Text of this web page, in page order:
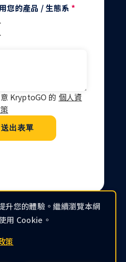
您的產品 / 生態系 *
KryptoGO 的 個人資
送出表單
升您的體驗。繼續瀏覽本網
用 Cookie。
策